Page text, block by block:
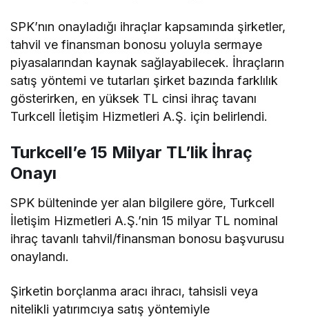
SPK’nın onayladığı ihraçlar kapsamında şirketler,
tahvil ve finansman bonosu yoluyla sermaye
piyasalarından kaynak sağlayabilecek. İhraçların
satış yöntemi ve tutarları şirket bazında farklılık
gösterirken, en yüksek TL cinsi ihraç tavanı
Turkcell İletişim Hizmetleri A.Ş. için belirlendi.
Turkcell’e 15 Milyar TL’lik İhraç
Onayı
SPK bülteninde yer alan bilgilere göre, Turkcell
İletişim Hizmetleri A.Ş.’nin 15 milyar TL nominal
ihraç tavanlı tahvil/finansman bonosu başvurusu
onaylandı.
Şirketin borçlanma aracı ihracı, tahsisli veya
nitelikli yatırımcıya satış yöntemiyle